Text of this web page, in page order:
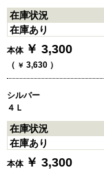
在庫状況
在庫あり
本体 ￥ 3,300
（ ￥ 3,630 ）
シルバー
４Ｌ
在庫状況
在庫あり
本体 ￥ 3,300